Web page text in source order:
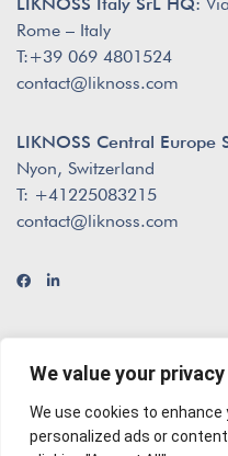
We value your privacy
We use cookies to
personalized ads or
Rome – Italy
T:+39 069 4801524
contact@liknoss.com
LIKNOSS Central Europe
Nyon, Switzerland
T: +41225083215
contact@liknoss.com
© 2026 Liknoss envisioned by